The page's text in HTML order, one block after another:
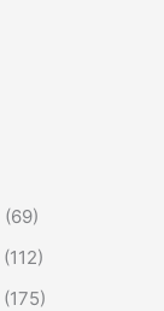
(69)
(112)
(175)